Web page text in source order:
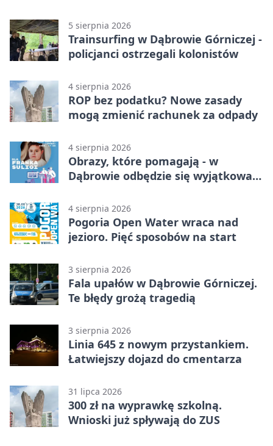
5 sierpnia 2026
Trainsurfing w Dąbrowie Górniczej -
policjanci ostrzegali kolonistów
4 sierpnia 2026
ROP bez podatku? Nowe zasady
mogą zmienić rachunek za odpady
4 sierpnia 2026
Obrazy, które pomagają - w
Dąbrowie odbędzie się wyjątkowa
4 sierpnia 2026
Pogoria Open Water wraca nad
jezioro. Pięć sposobów na start
3 sierpnia 2026
Fala upałów w Dąbrowie Górniczej.
Te błędy grożą tragedią
3 sierpnia 2026
Linia 645 z nowym przystankiem.
Łatwiejszy dojazd do cmentarza
31 lipca 2026
300 zł na wyprawkę szkolną.
Wnioski już spływają do ZUS